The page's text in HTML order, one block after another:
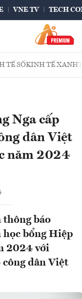
VNE TV TECH
TẾ SỐKINH TẾ XANH
Nga cấp
dân Việt
năm 2024
thông báo
bổng Hiệp
2024 với
dân Việt